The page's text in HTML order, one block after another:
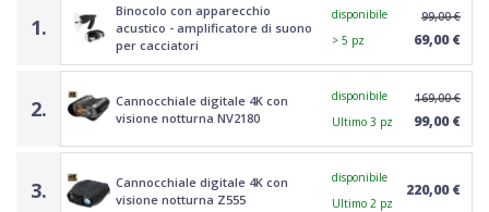
1.
Binocolo con apparecchio
acustico - amplificatore di suono
per cacciatori
disponibile
> 5 pz
99,00 €
69,00 €
2.
Cannocchiale digitale 4K con
visione notturna NV2180
disponibile
Ultimo 3 pz
169,00 €
99,00 €
3.
Cannocchiale digitale 4K con
visione notturna Z555
disponibile
Ultimo 2 pz
220,00 €